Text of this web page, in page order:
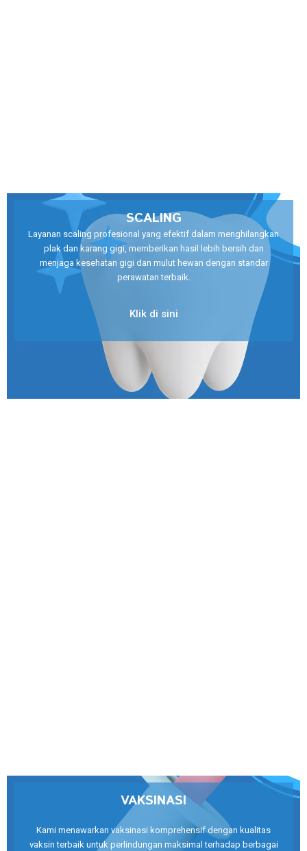
SCALING
Layanan scaling profesional yang efektif dalam menghilangkan
plak dan karang gigi, memberikan hasil lebih bersih dan
menjaga kesehatan gigi dan mulut hewan dengan standar
perawatan terbaik.
Klik di sini
VAKSINASI
Kami menawarkan vaksinasi komprehensif dengan kualitas
vaksin terbaik untuk perlindungan maksimal terhadap berbagai